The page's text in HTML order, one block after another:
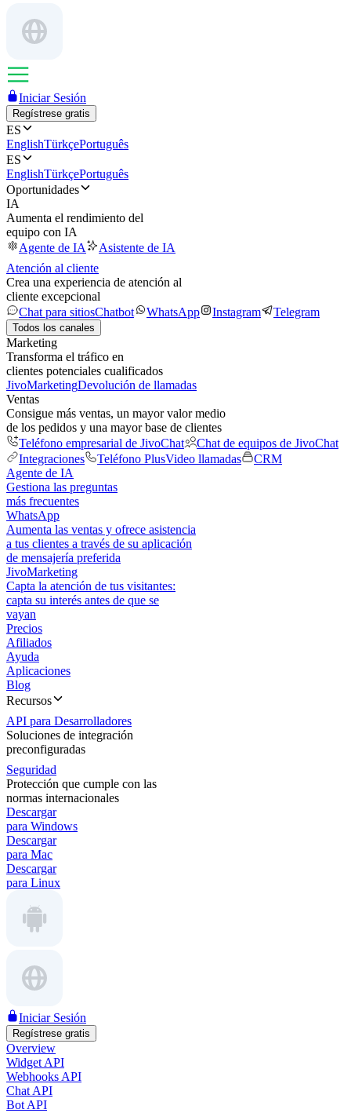
Iniciar Sesión
Regístrese gratis
ES
EnglishTürkçePortuguês
ES
EnglishTürkçePortuguês
Oportunidades
IA
Aumenta el rendimiento del
equipo con IA
Agente de IA
Asistente de IA
Atención al cliente
Crea una experiencia de atención al
cliente excepcional
Chat para sitiosChatbot WhatsApp Instagram Telegram
Todos los canales
Marketing
Transforma el tráfico en
clientes potenciales cualificados
JivoMarketingDevolución de llamadas
Ventas
Consigue más ventas, un mayor valor medio
de los pedidos y una mayor base de clientes
Teléfono empresarial de JivoChat
Chat de equipos de JivoChat
Integraciones
Teléfono PlusVideo llamadas
CRM
Agente de IA
Gestiona las preguntas
más frecuentes
WhatsApp
Aumenta las ventas y ofrece asistencia
a tus clientes a través de su aplicación
de mensajería preferida
JivoMarketing
Capta la atención de tus visitantes:
capta su interés antes de que se
vayan
Precios
Afiliados
Ayuda
Aplicaciones
Blog
Recursos
API para Desarrolladores
Soluciones de integración
preconfiguradas
Seguridad
Protección que cumple con las
normas internacionales
Descargar
para Windows
Descargar
para Mac
Descargar
para Linux
Iniciar Sesión
Regístrese gratis
Overview
Widget API
Webhooks API
Chat API
Bot API